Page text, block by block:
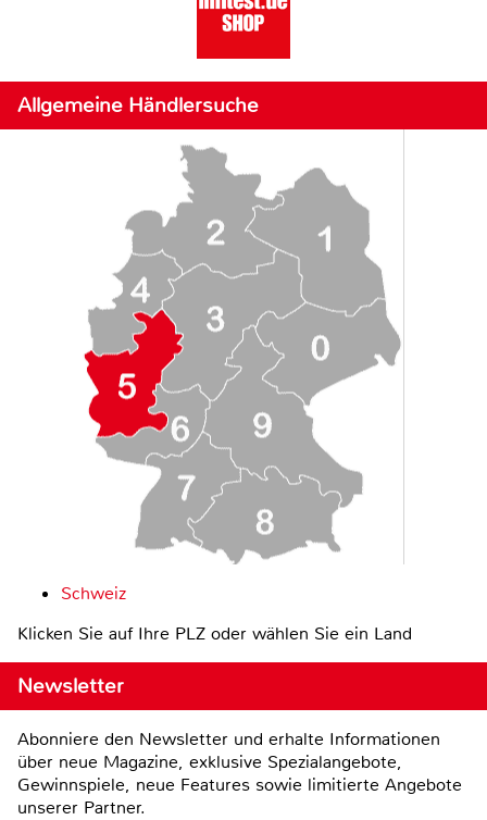
Allgemeine Händlersuche
Schweiz
Klicken Sie auf Ihre PLZ oder wählen Sie ein Land
Newsletter
Abonniere den Newsletter und erhalte Informationen
über neue Magazine, exklusive Spezialangebote,
Gewinnspiele, neue Features sowie limitierte Angebote
unserer Partner.